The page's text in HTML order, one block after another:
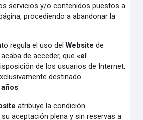
servicios y/o contenidos puestos a
procediendo a abandonar la
regula el uso delWebsite de
de acceder, que«el
de los usuarios de Internet,
destinado
.
atribuye la condición
aceptación plena y sin reservas a